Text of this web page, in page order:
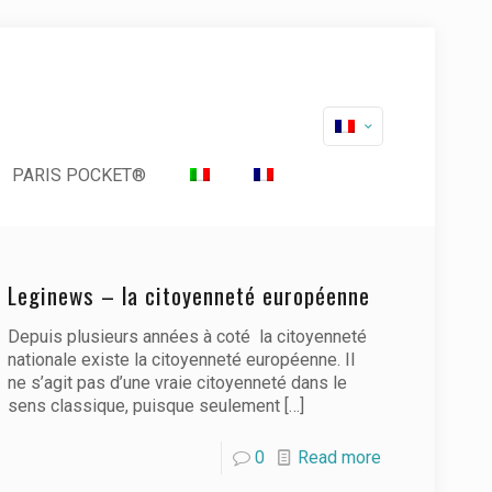
PARIS POCKET®
Leginews – la citoyenneté européenne
Depuis plusieurs années à coté la citoyenneté
nationale existe la citoyenneté européenne. Il
ne s’agit pas d’une vraie citoyenneté dans le
sens classique, puisque seulement […]
0 Read more